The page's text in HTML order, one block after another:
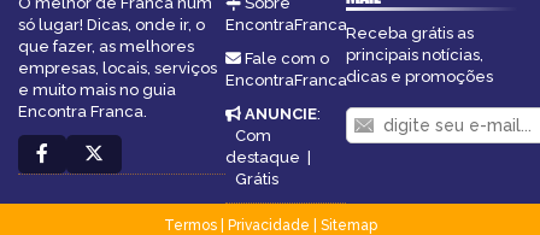
só lugar! Dicas, onde ir, o
que fazer, as melhores
empresas, locais, serviços
e muito mais no guia
Encontra Franca.
EncontraFranca
Fale com o
EncontraFranca
ANUNCIE:
Com
destaque
Grátis
Receba grátis as
principais notícias,
dicas e promoções
Termos| Privacidade
Sitemap